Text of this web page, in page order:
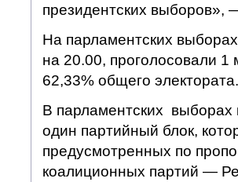
президентских выборов»,
На парламентских
на 20.00, проголосовали
62,33% общего электората.
В парламентских выборах
один партийный блок,
предусмотренных по
коалиционных партий —